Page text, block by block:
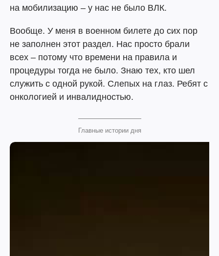
на мобилизацию – у нас не было ВЛК.
Вообще. У меня в военном билете до сих пор
не заполнен этот раздел. Нас просто брали
всех – потому что времени на правила и
процедуры тогда не было. Знаю тех, кто шел
служить с одной рукой. Слепых на глаз. Ребят с
онкологией и инвалидностью.
Главные истории дня